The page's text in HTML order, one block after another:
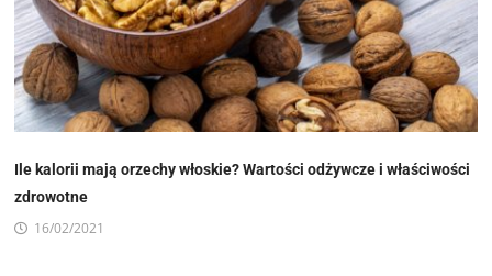
Ile kalorii mają orzechy włoskie? Wartości odżywcze i właściwości
zdrowotne
16/02/2021